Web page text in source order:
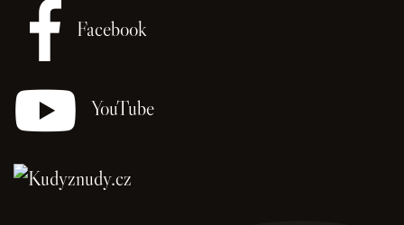
Facebook
YouTube